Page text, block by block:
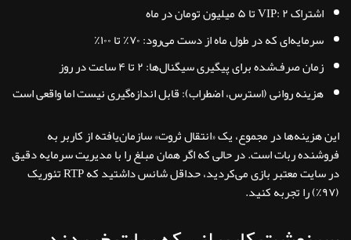
اشتراک VIP: ۲ تا ۵ میلیون تومان در ماه
سرمایه‌ای که در طول ماه از دست می‌رود: ۷۰٪ تا ۱۰۰٪
زمان صرف‌شده برای پیگیری سیگنال‌ها: ۲ تا ۴ ساعت در روز
هزینه روانی (استرس، اضطراب): قابل اندازه‌گیری نیست اما واقعی است
این هزینه‌ها در مجموع، یک «انتقال ثروت» سازمان‌یافته از کاربر به
فروشنده ربات است. در حالی که اگر همان مبلغ را با مدیریت سرمایه دقیق
در سایت معتبر بازی می‌کردید، حداقل شانس داشتید که RTP تئوریک
(۹۷٪) را تجربه کنید.